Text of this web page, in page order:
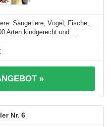
Säugetiere, Vögel, Fische,
Arten kindgerecht und ...
»
6